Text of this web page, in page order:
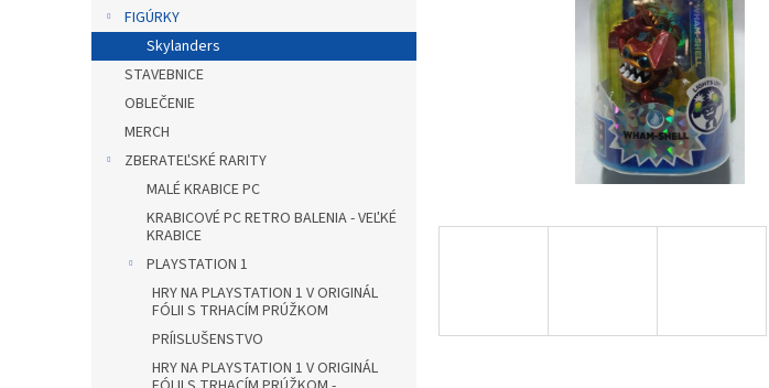
FIGÚRKY
Skylanders
STAVEBNICE
OBLEČENIE
MERCH
ZBERATEĽSKÉ RARITY
MALÉ KRABICE PC
KRABICOVÉ PC RETRO BALENIA - VEĽKÉ
KRABICE
PLAYSTATION 1
HRY NA PLAYSTATION 1 V ORIGINÁL
FÓLII S TRHACÍM PRÚŽKOM
PRÍISLUŠENSTVO
HRY NA PLAYSTATION 1 V ORIGINÁL